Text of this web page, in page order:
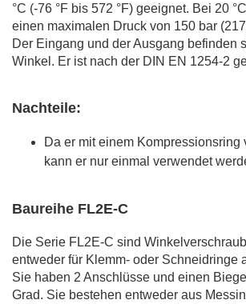
°C (-76 °F bis 572 °F) geeignet. Bei 20
einen maximalen Druck von 150 bar
Der Eingang und der Ausgang befinden
Winkel. Er ist nach der DIN EN 1254-2
Nachteile:
Da er mit einem Kompressionsring
kann er nur einmal verwendet
Baureihe FL2E-C
Die Serie FL2E-C sind
entweder für Klemm- oder Schneidringe
Sie haben 2 Anschlüsse und einen
Grad. Sie bestehen entweder aus